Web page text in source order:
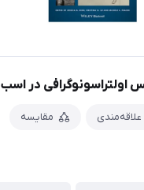
اولتراسونوگرافی در اسب
علاقه‌مندی مقایسه